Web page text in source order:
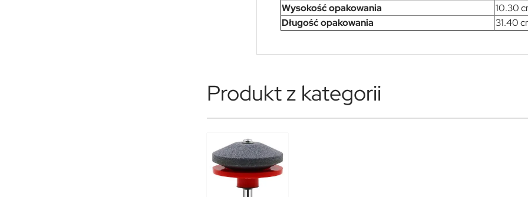
Wysokość opakowania
10.30
Długość opakowania
31.40
Produkt z kategorii